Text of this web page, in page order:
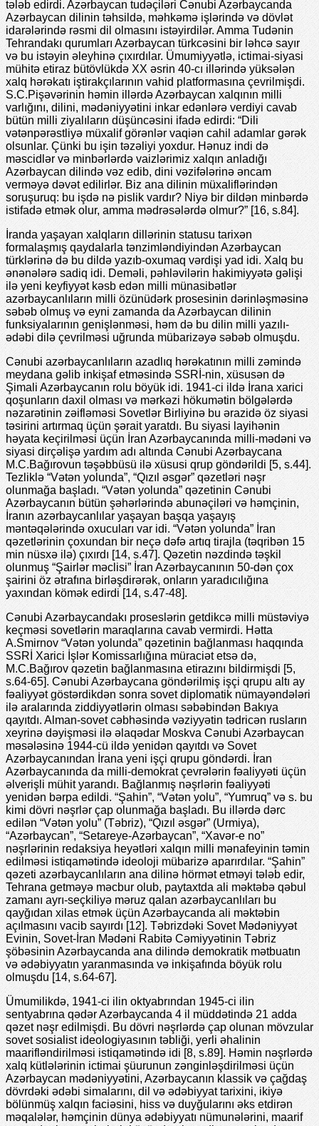
tələb edirdi. Azərbaycan tudəçiləri Cənubi Azərbaycanda
Azərbaycan dilinin təhsildə, məhkəmə işlərində və dövlət
idarələrində rəsmi dil olmasını istəyirdilər. Amma Tudənin
Tehrandakı qurumları Azərbaycan türkcəsini bir ləhcə sayır
və bu istəyin əleyhinə çıxırdılar. Ümumiyyətlə, ictimai-siyasi
mühitə etiraz bütövlükdə XX əsrin 40-cı illərində yüksələn
xalq hərəkatı iştirakçılarının vahid platformasına çevrilmişdi.
S.C.Pişəvərinin həmin illərdə Azərbaycan xalqının milli
varlığını, dilini, mədəniyyətini inkar edənlərə verdiyi cavab
bütün milli ziyalıların düşüncəsini ifadə edirdi: “Dili
vətənpərəstliyə müxalif görənlər vaqiən cahil adamlar gərək
olsunlar. Çünki bu işin təzəliyi yoxdur. Hənuz indi də
məscidlər və minbərlərdə vaizlərimiz xalqın anladığı
Azərbaycan dilində vəz edib, dini vəzifələrinə əncam
verməyə dəvət edilirlər. Biz ana dilinin müxaliflərindən
soruşuruq: bu işdə nə pislik vardır? Niyə bir dildən minbərdə
istifadə etmək olur, amma mədrəsələrdə olmur?” [16, s.84].
İranda yaşayan xalqların dillərinin statusu tarixən
formalaşmış qaydalarla tənzimləndiyindən Azərbaycan
türklərinə də bu dildə yazıb-oxumaq vərdişi yad idi. Xalq bu
ənənələrə sadiq idi. Deməli, pəhləvilərin hakimiyyətə gəlişi
ilə yeni keyfiyyət kəsb edən milli münasibətlər
azərbaycanlıların milli özünüdərk prosesinin dərinləşməsinə
səbəb olmuş və eyni zamanda da Azərbaycan dilinin
funksiyalarının genişlənməsi, həm də bu dilin milli yazılı-
ədəbi dilə çevrilməsi uğrunda mübarizəyə səbəb olmuşdu.
Cənubi azərbaycanlıların azadlıq hərəkatının milli zəmində
meydana gəlib inkişaf etməsində SSRİ-nin, xüsusən də
Şimali Azərbaycanın rolu böyük idi. 1941-ci ildə İrana xarici
qoşunların daxil olması və mərkəzi hökumətin bölgələrdə
nəzarətinin zəifləməsi Sovetlər Birliyinə bu ərazidə öz siyasi
təsirini artırmaq üçün şərait yaratdı. Bu siyasi layihənin
həyata keçirilməsi üçün İran Azərbaycanında milli-mədəni və
siyasi dirçəlişə yardım adı altında Cənubi Azərbaycana
M.C.Bağırovun təşəbbüsü ilə xüsusi qrup göndərildi [5, s.44].
Tezliklə “Vətən yolunda”, “Qızıl əsgər” qəzetləri nəşr
olunmağa başladı. “Vətən yolunda” qəzetinin Cənubi
Azərbaycanın bütün şəhərlərində abunəçiləri və həmçinin,
İranın azərbaycanlılar yaşayan başqa yaşayış
məntəqələrində oxucuları var idi. “Vətən yolunda” İran
qəzetlərinin çoxundan bir neçə dəfə artıq tirajla (təqribən 15
min nüsxə ilə) çıxırdı [14, s.47]. Qəzetin nəzdində təşkil
olunmuş “Şairlər məclisi” İran Azərbaycanının 50-dən çox
şairini öz ətrafına birləşdirərək, onların yaradıcılığına
yaxından kömək edirdi [14, s.47-48].
Cənubi Azərbaycandakı proseslərin getdikcə milli müstəviyə
keçməsi sovetlərin maraqlarına cavab vermirdi. Hətta
A.Smirnov “Vətən yolunda” qəzetinin bağlanması haqqında
SSRİ Xarici İşlər Komissarlığına müraciət etsə də,
M.C.Bağırov qəzetin bağlanmasına etirazını bildirmişdi [5,
s.64-65]. Cənubi Azərbaycana göndərilmiş işçi qrupu altı ay
fəaliyyət göstərdikdən sonra sovet diplomatik nümayəndələri
ilə aralarında ziddiyyətlərin olması səbəbindən Bakıya
qayıtdı. Alman-sovet cəbhəsində vəziyyətin tədricən rusların
xeyrinə dəyişməsi ilə əlaqədar Moskva Cənubi Azərbaycan
məsələsinə 1944-cü ildə yenidən qayıtdı və Sovet
Azərbaycanından İrana yeni işçi qrupu göndərdi. İran
Azərbaycanında da milli-demokrat çevrələrin fəaliyyəti üçün
əlverişli mühit yarandı. Bağlanmış nəşrlərin fəaliyyəti
yenidən bərpa edildi. “Şahin”, “Vətən yolu”, “Yumruq” və s. bu
kimi dövri nəşrlər çap olunmağa başladı. Bu illərdə dərc
edilən “Vətən yolu” (Təbriz), “Qızıl əsgər” (Urmiya),
“Azərbaycan”, “Setareye-Azərbaycan”, “Xavər-e no”
nəşrlərinin redaksiya heyətləri xalqın milli mənafeyinin təmin
edilməsi istiqamətində ideoloji mübarizə aparırdılar. “Şahin”
qəzeti azərbaycanlıların ana dilinə hörmət etməyi tələb edir,
Tehrana getməyə məcbur olub, paytaxtda ali məktəbə qəbul
zamanı ayrı-seçkiliyə məruz qalan azərbaycanlıları bu
qayğıdan xilas etmək üçün Azərbaycanda ali məktəbin
açılmasını vacib sayırdı [12]. Təbrizdəki Sovet Mədəniyyət
Evinin, Sovet-İran Mədəni Rabitə Cəmiyyətinin Təbriz
şöbəsinin Azərbaycanda ana dilində demokratik mətbuatın
və ədəbiyyatın yaranmasında və inkişafında böyük rolu
olmuşdu [14, s.64-67].
Ümumilikdə, 1941-ci ilin oktyabrından 1945-ci ilin
sentyabrına qədər Azərbaycanda 4 il müddətində 21 adda
qəzet nəşr edilmişdi. Bu dövri nəşrlərdə çap olunan mövzular
sovet sosialist ideologiyasının təbliği, yerli əhalinin
maarifləndirilməsi istiqamətində idi [8, s.89]. Həmin nəşrlərdə
xalq kütlələrinin ictimai şüurunun zənginləşdirilməsi üçün
Azərbaycan mədəniyyətini, Azərbaycanın klassik və çağdaş
dövrdəki ədəbi simalarını, dil və ədəbiyyat tarixini, ikiyə
bölünmüş xalqın faciəsini, hiss və duyğularını əks etdirən
məqalələr, həmçinin dünya ədəbiyyatı nümunələrini, maarif